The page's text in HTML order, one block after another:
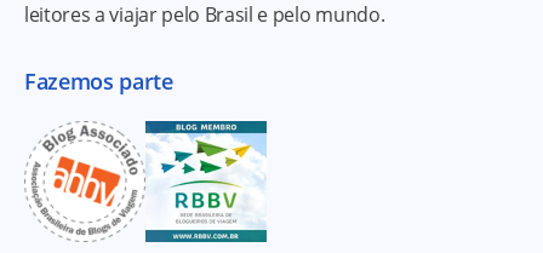
leitores a viajar pelo Brasil e pelo mundo.
Fazemos parte